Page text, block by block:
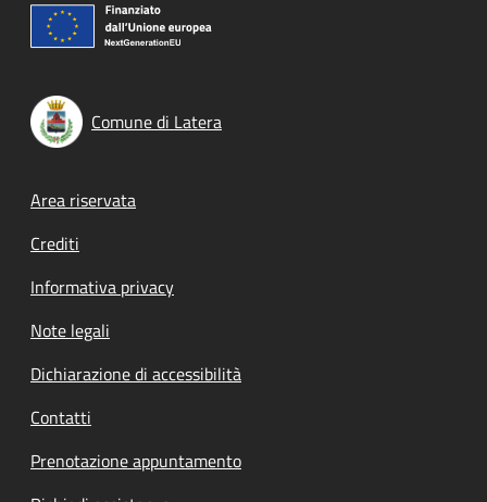
Comune di Latera
Footer menu
Area riservata
Crediti
Informativa privacy
Note legali
Dichiarazione di accessibilità
Contatti
Prenotazione appuntamento